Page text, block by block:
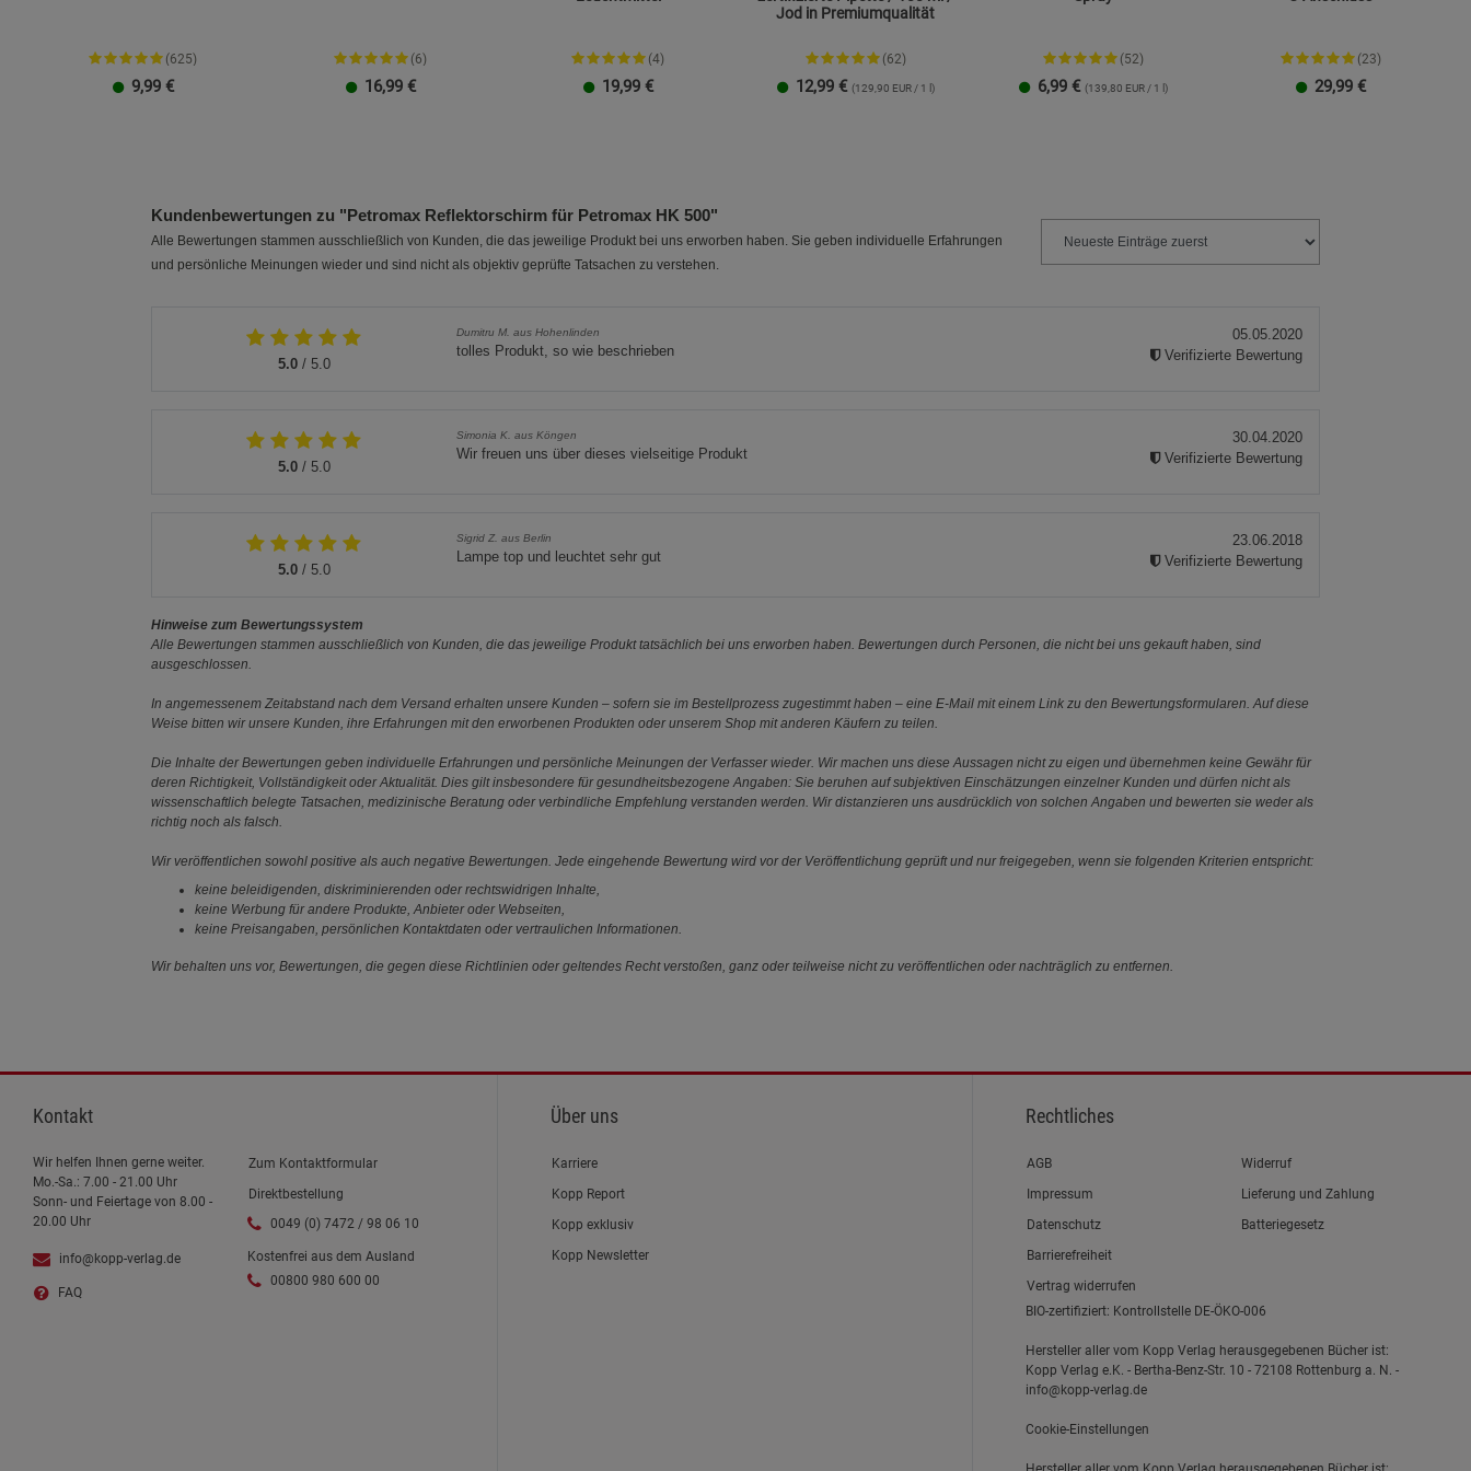
(625)
9,99 €
(6)
16,99 €
(4)
19,99 €
Jod in Premiumqualität
(62)
12,99 € (129,90 EUR / 1 l)
(52)
6,99 € (139,80 EUR / 1 l)
(23)
29,99 €
Kundenbewertungen zu "Petromax Reflektorschirm für Petromax HK 500"
Alle Bewertungen stammen ausschließlich von Kunden, die das jeweilige Produkt bei uns erworben haben. Sie geben individuelle Erfahrungen
und persönliche Meinungen wieder und sind nicht als objektiv geprüfte Tatsachen zu verstehen.
5.0/ 5.0
Dumitru M. aus Hohenlinden
tolles Produkt, so wie beschrieben
05.05.2020
Verifizierte Bewertung
5.0/ 5.0
Simonia K. aus Köngen
Wir freuen uns über dieses vielseitige Produkt
30.04.2020
Verifizierte Bewertung
5.0/ 5.0
Sigrid Z. aus Berlin
Lampe top und leuchtet sehr gut
23.06.2018
Verifizierte Bewertung
Hinweise zum Bewertungssystem
Alle Bewertungen stammen ausschließlich von Kunden, die das jeweilige Produkt tatsächlich bei uns erworben haben. Bewertungen durch Personen, die nicht bei uns gekauft haben, sind
ausgeschlossen.
In angemessenem Zeitabstand nach dem Versand erhalten unsere Kunden – sofern sie im Bestellprozess zugestimmt haben – eine E-Mail mit einem Link zu den Bewertungsformularen. Auf diese
Weise bitten wir unsere Kunden, ihre Erfahrungen mit den erworbenen Produkten oder unserem Shop mit anderen Käufern zu teilen.
Die Inhalte der Bewertungen geben individuelle Erfahrungen und persönliche Meinungen der Verfasser wieder. Wir machen uns diese Aussagen nicht zu eigen und übernehmen keine Gewähr für
deren Richtigkeit, Vollständigkeit oder Aktualität. Dies gilt insbesondere für gesundheitsbezogene Angaben: Sie beruhen auf subjektiven Einschätzungen einzelner Kunden und dürfen nicht als
wissenschaftlich belegte Tatsachen, medizinische Beratung oder verbindliche Empfehlung verstanden werden. Wir distanzieren uns ausdrücklich von solchen Angaben und bewerten sie weder als
richtig noch als falsch.
Wir veröffentlichen sowohl positive als auch negative Bewertungen. Jede eingehende Bewertung wird vor der Veröffentlichung geprüft und nur freigegeben, wenn sie folgenden Kriterien entspricht:
keine beleidigenden, diskriminierenden oder rechtswidrigen Inhalte,
keine Werbung für andere Produkte, Anbieter oder Webseiten,
keine Preisangaben, persönlichen Kontaktdaten oder vertraulichen Informationen.
Wir behalten uns vor, Bewertungen, die gegen diese Richtlinien oder geltendes Recht verstoßen, ganz oder teilweise nicht zu veröffentlichen oder nachträglich zu entfernen.
Kontakt
Wir helfen Ihnen gerne weiter.
Mo.-Sa.: 7.00 - 21.00 Uhr
Sonn- und Feiertage von 8.00 -
20.00 Uhr
info@kopp-verlag.de
FAQ
Zum Kontaktformular
Direktbestellung
0049 (0) 7472 / 98 06 10
Kostenfrei aus dem Ausland
00800 980 600 00
Über uns
Karriere
Kopp Report
Kopp exklusiv
Kopp Newsletter
Rechtliches
Link zum/zur
AGB
Link zum/zur
Impressum
Link zum/zur
Datenschutz
Link zum/zur
Barrierefreiheit
Vertrag widerrufen
Widerruf
Lieferung und Zahlung
Batteriegesetz
BIO-zertifiziert: Kontrollstelle DE-ÖKO-006
Hersteller aller vom Kopp Verlag herausgegebenen Bücher ist:
Kopp Verlag e.K. - Bertha-Benz-Str. 10 - 72108 Rottenburg a. N. -
info@kopp-verlag.de
Cookie-Einstellungen